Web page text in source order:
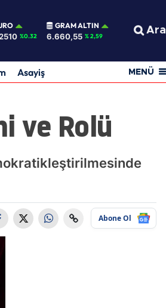
%0.32
GRAM ALTIN
6.660,55 % 2,59 Ara
Asayiş MENÜ
ve Rolü
Abone Ol